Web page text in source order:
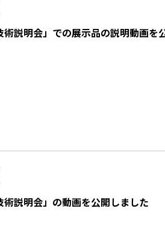
術説明会」での展示品の説明動画を
術説明会」の動画を公開しました